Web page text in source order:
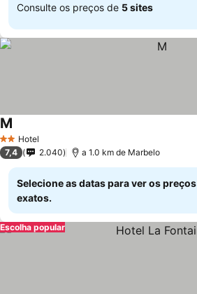
Consulte os preços de 5 sites
2 Estrelas
Hotel
M
7,4 2.040 a 1.0 km de Marbelo
Selecione as datas para ver os preços
exatos.
Escolha popular